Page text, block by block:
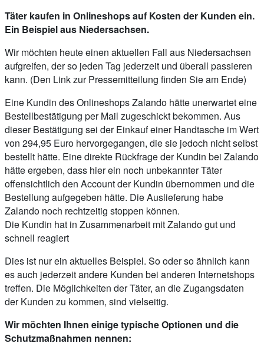
Täter kaufen in Onlineshops auf Kosten der Kunden ein.
Ein Beispiel aus Niedersachsen.
Wir möchten heute einen aktuellen Fall aus Niedersachsen
aufgreifen, der so jeden Tag jederzeit und überall passieren
kann. (Den Link zur Pressemitteilung finden Sie am Ende)
Eine Kundin des Onlineshops Zalando hätte unerwartet eine
Bestellbestätigung per Mail zugeschickt bekommen. Aus
dieser Bestätigung sei der Einkauf einer Handtasche im Wert
von 294,95 Euro hervorgegangen, die sie jedoch nicht selbst
bestellt hätte. Eine direkte Rückfrage der Kundin bei Zalando
hätte ergeben, dass hier ein noch unbekannter Täter
offensichtlich den Account der Kundin übernommen und die
Bestellung aufgegeben hätte. Die Auslieferung habe
Zalando noch rechtzeitig stoppen können.
Die Kundin hat in Zusammenarbeit mit Zalando gut und
schnell reagiert
Dies ist nur ein aktuelles Beispiel. So oder so ähnlich kann
es auch jederzeit andere Kunden bei anderen Internetshops
treffen. Die Möglichkeiten der Täter, an die Zugangsdaten
der Kunden zu kommen, sind vielseitig.
Wir möchten Ihnen einige typische Optionen und die
Schutzmaßnahmen nennen: